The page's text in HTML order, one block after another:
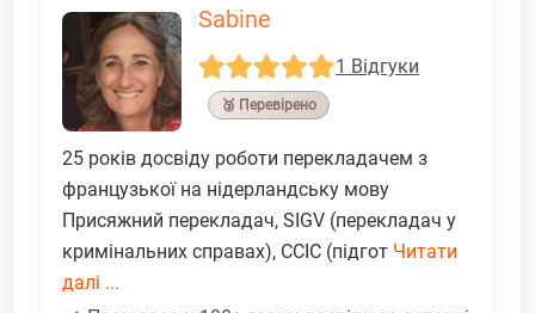
Sabine
1 Відгуки
🥉 Перевірено
25 років досвіду роботи перекладачем з
французької на нідерландську мову
Присяжний перекладач, SIGV (перекладач у
кримінальних справах), CCIC (підгот Читати
далі ...